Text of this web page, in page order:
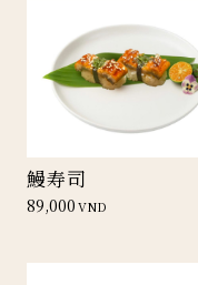
鰻寿司
89,000VND